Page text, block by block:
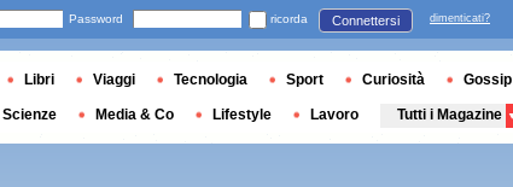
Password ricorda Connettersi dimenticati?
Libri Viaggi Tecnologia Sport Curiosità Gossip
Scienze Media & Co Lifestyle Lavoro Tutti i Magazine